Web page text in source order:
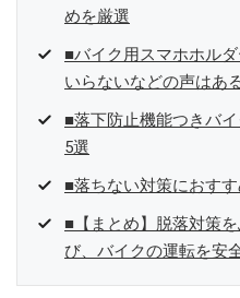
めを厳選
■バイク用スマホホル
いらないなどの声はあ
■落下防止機能つきバ
5選
■落ちない対策におす
■【まとめ】脱落対策
び、バイクの運転を安